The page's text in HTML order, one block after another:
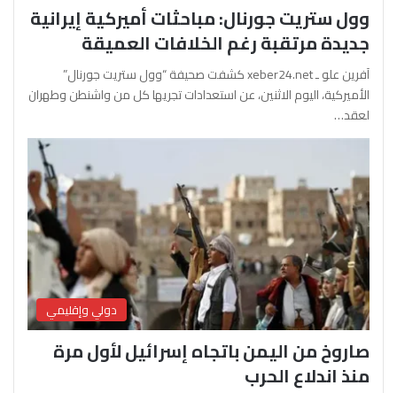
وول ستريت جورنال: مباحثات أميركية إيرانية
جديدة مرتقبة رغم الخلافات العميقة
آفرين علو ـ xeber24.net كشفت صحيفة “وول ستريت جورنال”
الأميركية، اليوم الاثنين، عن استعدادات تجريها كل من واشنطن وطهران
لعقد…
دولي وإقليمي
صاروخ من اليمن باتجاه إسرائيل لأول مرة
منذ اندلاع الحرب